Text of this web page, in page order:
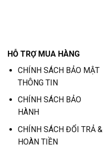
HỖ TRỢ MUA HÀNG
CHÍNH SÁCH BẢO MẬT
THÔNG TIN
CHÍNH SÁCH BẢO
HÀNH
CHÍNH SÁCH ĐỔI TRẢ &
HOÀN TIỀN